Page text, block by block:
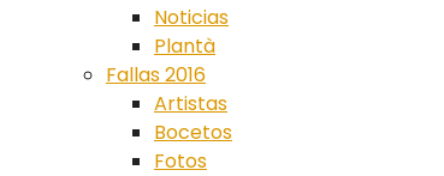
Noticias
Plantà
Fallas 2016
Artistas
Bocetos
Fotos